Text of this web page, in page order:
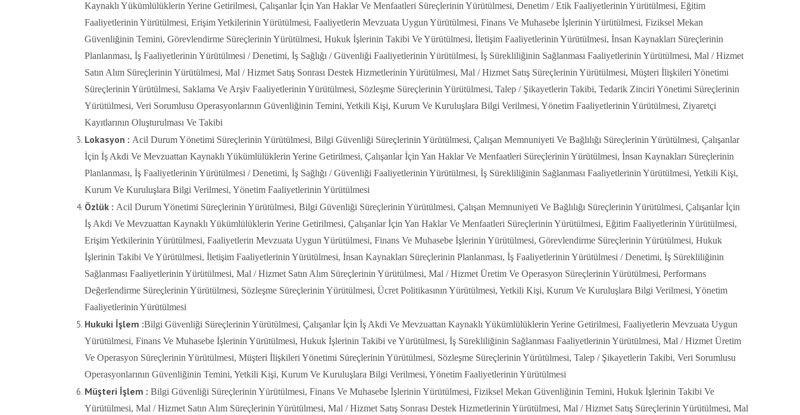
Kaynaklı Yükümlülüklerin Yerine Getirilmesi, Çalışanlar İçin Yan Haklar Ve Menfaatleri Süreçlerinin Yürütülmesi, Denetim / Etik Faaliyetlerinin Yürütülmesi, Eğitim
Faaliyetlerinin Yürütülmesi, Erişim Yetkilerinin Yürütülmesi, Faaliyetlerin Mevzuata Uygun Yürütülmesi, Finans Ve Muhasebe İşlerinin Yürütülmesi, Fiziksel Mekan
Güvenliğinin Temini, Görevlendirme Süreçlerinin Yürütülmesi, Hukuk İşlerinin Takibi Ve Yürütülmesi, İletişim Faaliyetlerinin Yürütülmesi, İnsan Kaynakları Süreçlerinin
Planlanması, İş Faaliyetlerinin Yürütülmesi / Denetimi, İş Sağlığı / Güvenliği Faaliyetlerinin Yürütülmesi, İş Sürekliliğinin Sağlanması Faaliyetlerinin Yürütülmesi, Mal / Hizmet
Satın Alım Süreçlerinin Yürütülmesi, Mal / Hizmet Satış Sonrası Destek Hizmetlerinin Yürütülmesi, Mal / Hizmet Satış Süreçlerinin Yürütülmesi, Müşteri İlişkileri Yönetimi
Süreçlerinin Yürütülmesi, Saklama Ve Arşiv Faaliyetlerinin Yürütülmesi, Sözleşme Süreçlerinin Yürütülmesi, Talep / Şikayetlerin Takibi, Tedarik Zinciri Yönetimi Süreçlerinin
Yürütülmesi, Veri Sorumlusu Operasyonlarının Güvenliğinin Temini, Yetkili Kişi, Kurum Ve Kuruluşlara Bilgi Verilmesi, Yönetim Faaliyetlerinin Yürütülmesi, Ziyaretçi
Kayıtlarının Oluşturulması Ve Takibi
Lokasyon : Acil Durum Yönetimi Süreçlerinin Yürütülmesi, Bilgi Güvenliği Süreçlerinin Yürütülmesi, Çalışan Memnuniyeti Ve Bağlılığı Süreçlerinin Yürütülmesi, Çalışanlar
İçin İş Akdi Ve Mevzuattan Kaynaklı Yükümlülüklerin Yerine Getirilmesi, Çalışanlar İçin Yan Haklar Ve Menfaatleri Süreçlerinin Yürütülmesi, İnsan Kaynakları Süreçlerinin
Planlanması, İş Faaliyetlerinin Yürütülmesi / Denetimi, İş Sağlığı / Güvenliği Faaliyetlerinin Yürütülmesi, İş Sürekliliğinin Sağlanması Faaliyetlerinin Yürütülmesi, Yetkili Kişi,
Kurum Ve Kuruluşlara Bilgi Verilmesi, Yönetim Faaliyetlerinin Yürütülmesi
Özlük : Acil Durum Yönetimi Süreçlerinin Yürütülmesi, Bilgi Güvenliği Süreçlerinin Yürütülmesi, Çalışan Memnuniyeti Ve Bağlılığı Süreçlerinin Yürütülmesi, Çalışanlar İçin
İş Akdi Ve Mevzuattan Kaynaklı Yükümlülüklerin Yerine Getirilmesi, Çalışanlar İçin Yan Haklar Ve Menfaatleri Süreçlerinin Yürütülmesi, Eğitim Faaliyetlerinin Yürütülmesi,
Erişim Yetkilerinin Yürütülmesi, Faaliyetlerin Mevzuata Uygun Yürütülmesi, Finans Ve Muhasebe İşlerinin Yürütülmesi, Görevlendirme Süreçlerinin Yürütülmesi, Hukuk
İşlerinin Takibi Ve Yürütülmesi, İletişim Faaliyetlerinin Yürütülmesi, İnsan Kaynakları Süreçlerinin Planlanması, İş Faaliyetlerinin Yürütülmesi / Denetimi, İş Sürekliliğinin
Sağlanması Faaliyetlerinin Yürütülmesi, Mal / Hizmet Satın Alım Süreçlerinin Yürütülmesi, Mal / Hizmet Üretim Ve Operasyon Süreçlerinin Yürütülmesi, Performans
Değerlendirme Süreçlerinin Yürütülmesi, Sözleşme Süreçlerinin Yürütülmesi, Ücret Politikasının Yürütülmesi, Yetkili Kişi, Kurum Ve Kuruluşlara Bilgi Verilmesi, Yönetim
Faaliyetlerinin Yürütülmesi
Hukuki İşlem :Bilgi Güvenliği Süreçlerinin Yürütülmesi, Çalışanlar İçin İş Akdi Ve Mevzuattan Kaynaklı Yükümlülüklerin Yerine Getirilmesi, Faaliyetlerin Mevzuata Uygun
Yürütülmesi, Finans Ve Muhasebe İşlerinin Yürütülmesi, Hukuk İşlerinin Takibi ve Yürütülmesi, İş Sürekliliğinin Sağlanması Faaliyetlerinin Yürütülmesi, Mal / Hizmet Üretim
Ve Operasyon Süreçlerinin Yürütülmesi, Müşteri İlişkileri Yönetimi Süreçlerinin Yürütülmesi, Sözleşme Süreçlerinin Yürütülmesi, Talep / Şikayetlerin Takibi, Veri Sorumlusu
Operasyonlarının Güvenliğinin Temini, Yetkili Kişi, Kurum Ve Kuruluşlara Bilgi Verilmesi, Yönetim Faaliyetlerinin Yürütülmesi
Müşteri İşlem : Bilgi Güvenliği Süreçlerinin Yürütülmesi, Finans Ve Muhasebe İşlerinin Yürütülmesi, Fiziksel Mekan Güvenliğinin Temini, Hukuk İşlerinin Takibi Ve
Yürütülmesi, Mal / Hizmet Satın Alım Süreçlerinin Yürütülmesi, Mal / Hizmet Satış Sonrası Destek Hizmetlerinin Yürütülmesi, Mal / Hizmet Satış Süreçlerinin Yürütülmesi, Mal